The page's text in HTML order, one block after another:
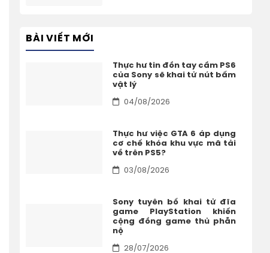
BÀI VIẾT MỚI
Thực hư tin đồn tay cầm PS6
của Sony sẽ khai tử nút bấm
vật lý
04/08/2026
Thực hư việc GTA 6 áp dụng
cơ chế khóa khu vực mã tải
về trên PS5?
03/08/2026
Sony tuyên bố khai tử đĩa
game PlayStation khiến
cộng đồng game thủ phẫn
nộ
28/07/2026